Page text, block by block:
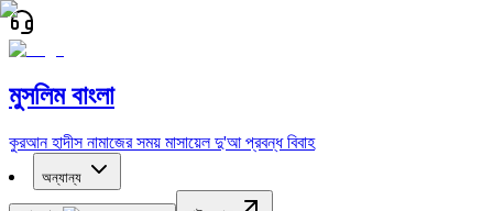
মুসলিম বাংলা
কুরআন হাদীস নামাজের সময় মাসায়েল দু'আ প্রবন্ধ বিবাহ
অন্যান্য